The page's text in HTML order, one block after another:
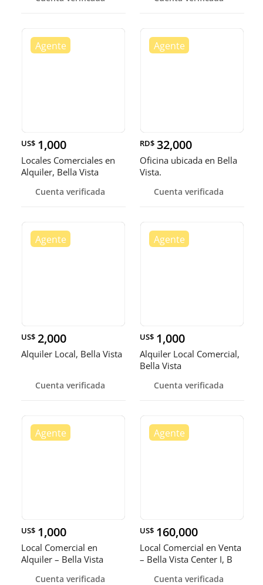
US$ 1,000
Locales Comerciales en
Alquiler, Bella Vista
Cuenta verificada
RD$ 32,000
Oficina ubicada en Bella
Vista.
Cuenta verificada
US$ 2,000
Alquiler Local, Bella Vista
Cuenta verificada
US$ 1,000
Alquiler Local Comercial,
Bella Vista
Cuenta verificada
US$ 1,000
Local Comercial en
Alquiler – Bella Vista
Cuenta verificada
US$ 160,000
Local Comercial en Venta
– Bella Vista Center I, B
Cuenta verificada